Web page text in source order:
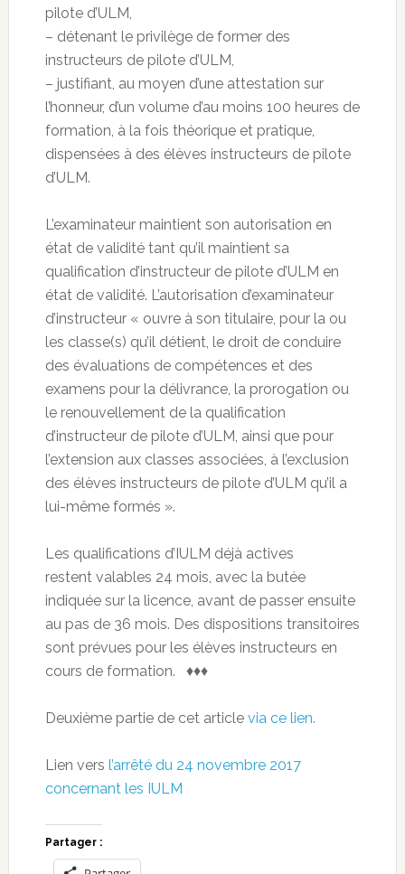
pilote d’ULM,
– détenant le privilège de former des
instructeurs de pilote d’ULM,
– justifiant, au moyen d’une attestation sur
l’honneur, d’un volume d’au moins 100 heures de
formation, à la fois théorique et pratique,
dispensées à des élèves instructeurs de pilote
d’ULM.
L’examinateur maintient son autorisation en
état de validité tant qu’il maintient sa
qualification d’instructeur de pilote d’ULM en
état de validité. L’autorisation d’examinateur
d’instructeur « ouvre à son titulaire, pour la ou
les classe(s) qu’il détient, le droit de conduire
des évaluations de compétences et des
examens pour la délivrance, la prorogation ou
le renouvellement de la qualification
d’instructeur de pilote d’ULM, ainsi que pour
l’extension aux classes associées, à l’exclusion
des élèves instructeurs de pilote d’ULM qu’il a
lui-même formés ».
Les qualifications d’IULM déjà actives
restent valables 24 mois, avec la butée
indiquée sur la licence, avant de passer ensuite
au pas de 36 mois. Des dispositions transitoires
sont prévues pour les élèves instructeurs en
cours de formation. ♦♦♦
Deuxième partie de cet article via ce lien.
Lien vers l’arrêté du 24 novembre 2017
concernant les IULM
Partager :